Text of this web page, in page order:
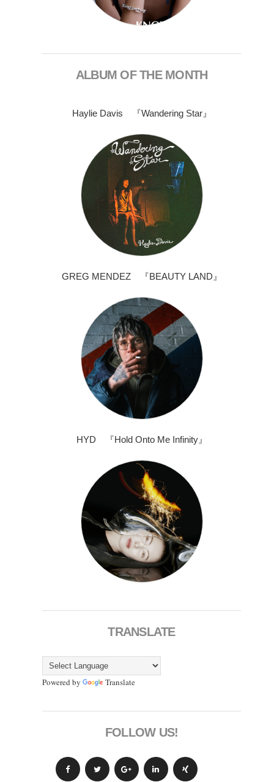
ALBUM OF THE MONTH
Haylie Davis 『Wandering Star』
GREG MENDEZ 『BEAUTY LAND』
HYD 『Hold Onto Me Infinity』
TRANSLATE
Powered by Translate
FOLLOW US!